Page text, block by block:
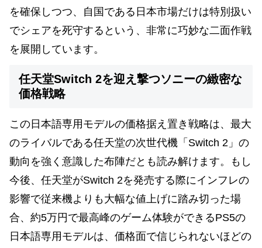
を確保しつつ、自国である日本市場だけは特別扱い
でシェアを死守するという、非常に巧妙な二面作戦
を展開しています。
任天堂Switch 2を迎え撃つソニーの緻密な
価格戦略
この日本語専用モデルの価格据え置き戦略は、最大
のライバルである任天堂の次世代機「Switch 2」の
動向を強く意識した布陣だとも読み解けます。もし
今後、任天堂がSwitch 2を発売する際にインフレの
影響で従来機よりも大幅な値上げに踏み切った場
合、約5万円で最高峰のゲーム体験ができるPS5の
日本語専用モデルは、価格面で信じられないほどの